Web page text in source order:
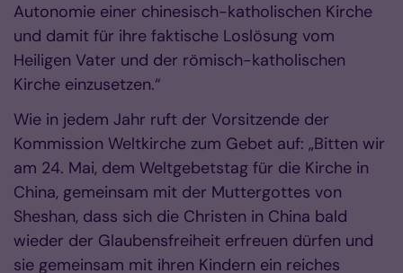
Autonomie einer chinesisch-katholischen Kirche
und damit für ihre faktische Loslösung vom
Heiligen Vater und der römisch-katholischen
Kirche einzusetzen.“
Wie in jedem Jahr ruft der Vorsitzende der
Kommission Weltkirche zum Gebet auf: „Bitten wir
am 24. Mai, dem Weltgebetstag für die Kirche in
China, gemeinsam mit der Muttergottes von
Sheshan, dass sich die Christen in China bald
wieder der Glaubensfreiheit erfreuen dürfen und
sie gemeinsam mit ihren Kindern ein reiches